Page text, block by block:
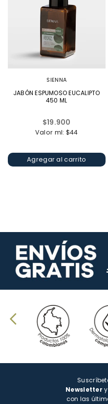
SIENNA
JABÓN ESPUMOSO EUCALIPTO
450 ML
Precio
habitual
$19.900
Valor ml: $44
Agregar al carrito
Newsletter
con las